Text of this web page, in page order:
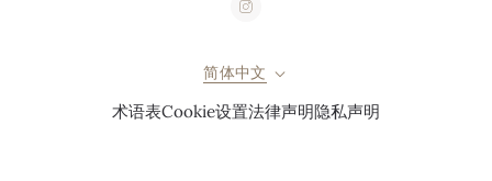
简体中文
术语表Cookie设置法律声明隐私声明